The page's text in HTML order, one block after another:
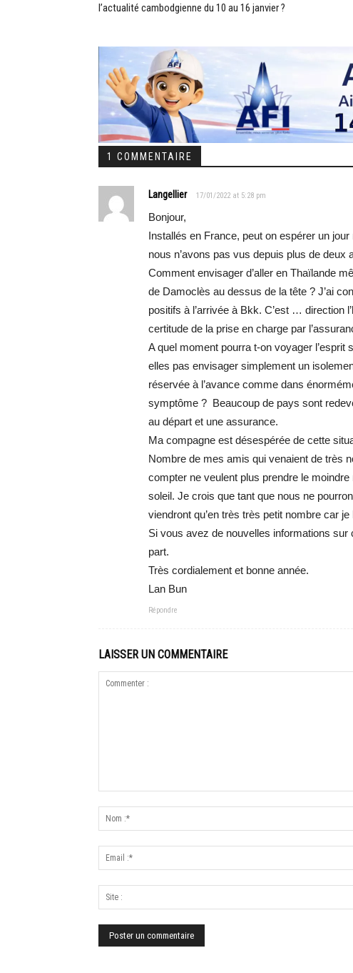
l’actualité cambodgienne du 10 au 16 janvier ?
1 COMMENTAIRE
Langellier 17/01/2022 at 5:28 pm
Bonjour,
Installés en France, peut on espérer un
nous n’avons pas vus depuis plus de deux
Comment envisager d’aller en Thaïlande
de Damoclès au dessus de la tête ? J’ai
positifs à l’arrivée à Bkk. C’est … direction
certitude de la prise en charge par
A quel moment pourra t-on voyager
elles pas envisager simplement un
réservée à l’avance comme dans
symptôme ? Beaucoup de pays sont
au départ et une assurance.
Ma compagne est désespérée de cette
Nombre de mes amis qui venaient de très
compter ne veulent plus prendre le
soleil. Je crois que tant que nous ne
viendront qu’en très très petit nombre car
Si vous avez de nouvelles informations sur
part.
Très cordialement et bonne année.
Lan Bun
Répondre
LAISSER UN COMMENTAIRE